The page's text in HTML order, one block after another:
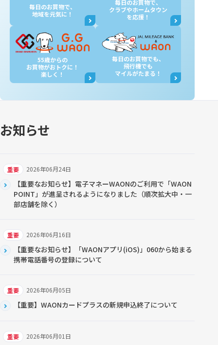
毎日のお買物で、
地域を元気に！
毎日のお買物で、
クラブやホームタウン
を応援！
55歳からの
お買物がおトクに！
楽しく！
毎日のお買物でも、
飛行機でも
マイルがたまる！
お知らせ
2026年06月24日
重要
【重要なお知らせ】電子マネーWAONのご利用で「WAON
POINT」が進呈されるようになりました（順次拡大中・一
部店舗を除く）
2026年06月16日
重要
【重要なお知らせ】「WAONアプリ(iOS)」060から始まる
携帯電話番号の登録について
2026年06月05日
重要
【重要】WAONカードプラスの新規申込終了について
2026年06月01日
重要